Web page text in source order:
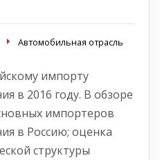
Автомобильная отрасль
импорту
в 2016 году. В обзоре
импортеров
в Россию; оценка
структуры